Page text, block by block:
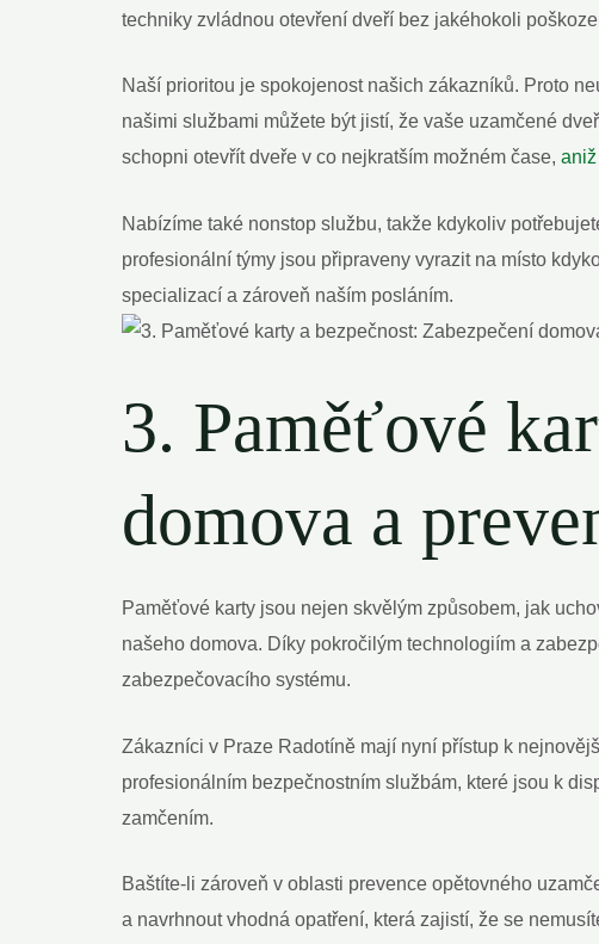
techniky zvládnou otevření dveří bez jakéhokoli
Naší prioritou je spokojenost našich zákazníků. Proto
našimi službami můžete být jistí, že vaše uzamčené
schopni otevřít dveře v co nejkratším možném čase,
Nabízíme také nonstop službu, takže kdykoliv
profesionální týmy jsou připraveny vyrazit na místo
specializací a zároveň naším posláním.
3. Paměťové
domova a
Paměťové karty jsou nejen skvělým způsobem, jak
našeho domova. Díky pokročilým technologiím a
zabezpečovacího systému.
Zákazníci v Praze Radotíně mají nyní přístup k
profesionálním bezpečnostním službám, které jsou k
zamčením.
Baštíte-li zároveň v oblasti prevence opětovného
a navrhnout vhodná opatření, která zajistí, že se